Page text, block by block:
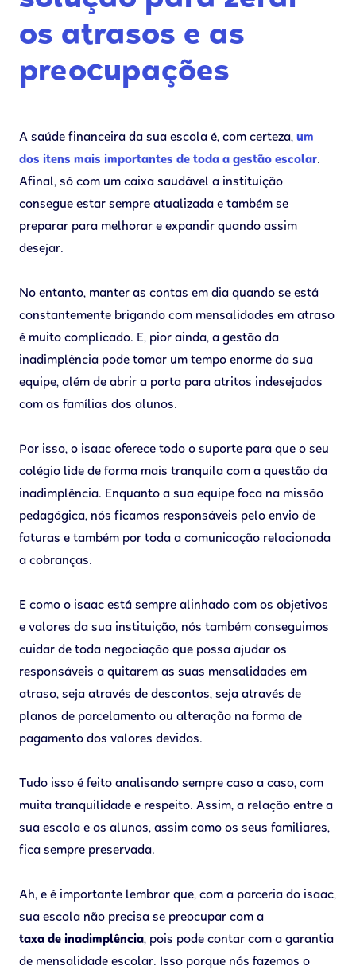
os atrasos e as
preocupações
A saúde financeira da sua escola é, com certeza, um
dos itens mais importantes de toda a gestão escolar.
Afinal, só com um caixa saudável a instituição
consegue estar sempre atualizada e também se
preparar para melhorar e expandir quando assim
desejar.
No entanto, manter as contas em dia quando se está
constantemente brigando com mensalidades em atraso
é muito complicado. E, pior ainda, a gestão da
inadimplência pode tomar um tempo enorme da sua
equipe, além de abrir a porta para atritos indesejados
com as famílias dos alunos.
Por isso, o isaac oferece todo o suporte para que o seu
colégio lide de forma mais tranquila com a questão da
inadimplência. Enquanto a sua equipe foca na missão
pedagógica, nós ficamos responsáveis pelo envio de
faturas e também por toda a comunicação relacionada
a cobranças.
E como o isaac está sempre alinhado com os objetivos
e valores da sua instituição, nós também conseguimos
cuidar de toda negociação que possa ajudar os
responsáveis a quitarem as suas mensalidades em
atraso, seja através de descontos, seja através de
planos de parcelamento ou alteração na forma de
pagamento dos valores devidos.
Tudo isso é feito analisando sempre caso a caso, com
muita tranquilidade e respeito. Assim, a relação entre a
sua escola e os alunos, assim como os seus familiares,
fica sempre preservada.
Ah, e é importante lembrar que, com a parceria do isaac,
sua escola não precisa se preocupar com a
taxa de inadimplência, pois pode contar com a garantia
de mensalidade escolar. Isso porque nós fazemos o